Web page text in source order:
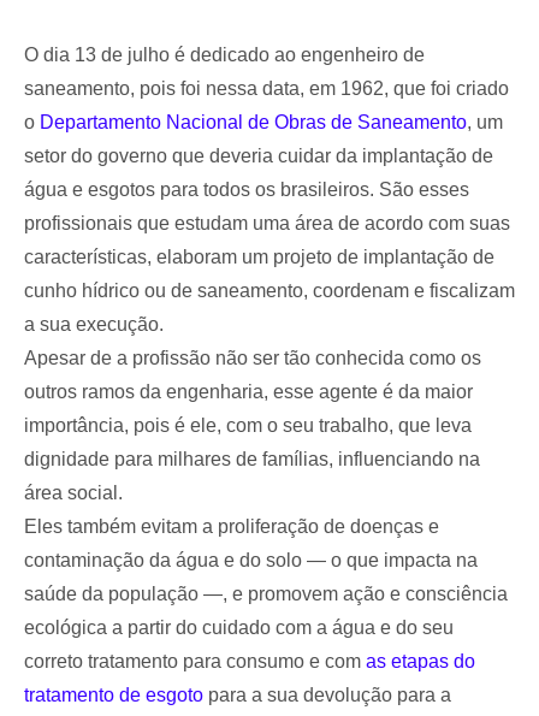
O dia 13 de julho é dedicado ao engenheiro de
saneamento, pois foi nessa data, em 1962, que foi criado
o Departamento Nacional de Obras de Saneamento, um
setor do governo que deveria cuidar da implantação de
água e esgotos para todos os brasileiros. São esses
profissionais que estudam uma área de acordo com suas
características, elaboram um projeto de implantação de
cunho hídrico ou de saneamento, coordenam e fiscalizam
a sua execução.
Apesar de a profissão não ser tão conhecida como os
outros ramos da engenharia, esse agente é da maior
importância, pois é ele, com o seu trabalho, que leva
dignidade para milhares de famílias, influenciando na
área social.
Eles também evitam a proliferação de doenças e
contaminação da água e do solo — o que impacta na
saúde da população —, e promovem ação e consciência
ecológica a partir do cuidado com a água e do seu
correto tratamento para consumo e com as etapas do
tratamento de esgoto para a sua devolução para a